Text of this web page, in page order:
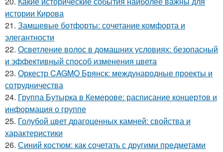
истории Кирова
21. Замшевые ботфорты: сочетание комфорта и
элегантности
22. Осветление волос в домашних условиях: безопасный
и эффективный способ изменения цвета
23. Оркестр CAGMO Брянск: международные проекты и
сотрудничества
24. Группа Бутырка в Кемерове: расписание концертов и
информация о группе
25. Голубой цвет драгоценных камней: свойства и
характеристики
26. Синий костюм: как сочетать с другими предметами